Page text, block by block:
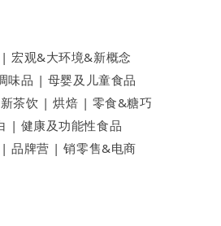
宏观&大环境&新概念
品 | 母婴及儿童食品
茶饮 | 烘焙 | 零食&糖巧
| 健康及功能性食品
品牌营 | 销零售&电商